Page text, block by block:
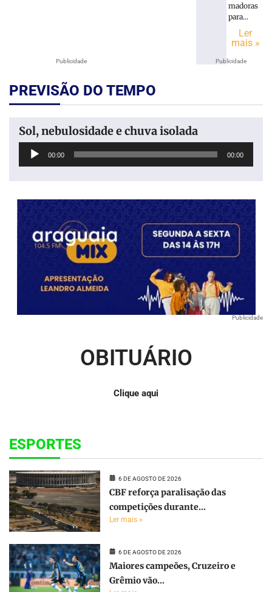
Publicidade Publicidade
madoras
para...
Ler
mais »
PREVISÃO DO TEMPO
Sol, nebulosidade e chuva isolada
Tocador
00:00 00:00
Publicidade
OBITUÁRIO
Clique aqui
ESPORTES
6 DE AGOSTO DE 2026
CBF reforça paralisação das
competições durante...
Ler mais »
6 DE AGOSTO DE 2026
Maiores campeões, Cruzeiro e
Grêmio vão...